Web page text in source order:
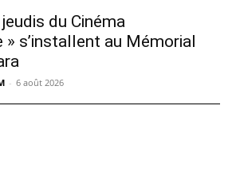
du Cinéma
» s’installent au Mémorial
- 6 août 2026